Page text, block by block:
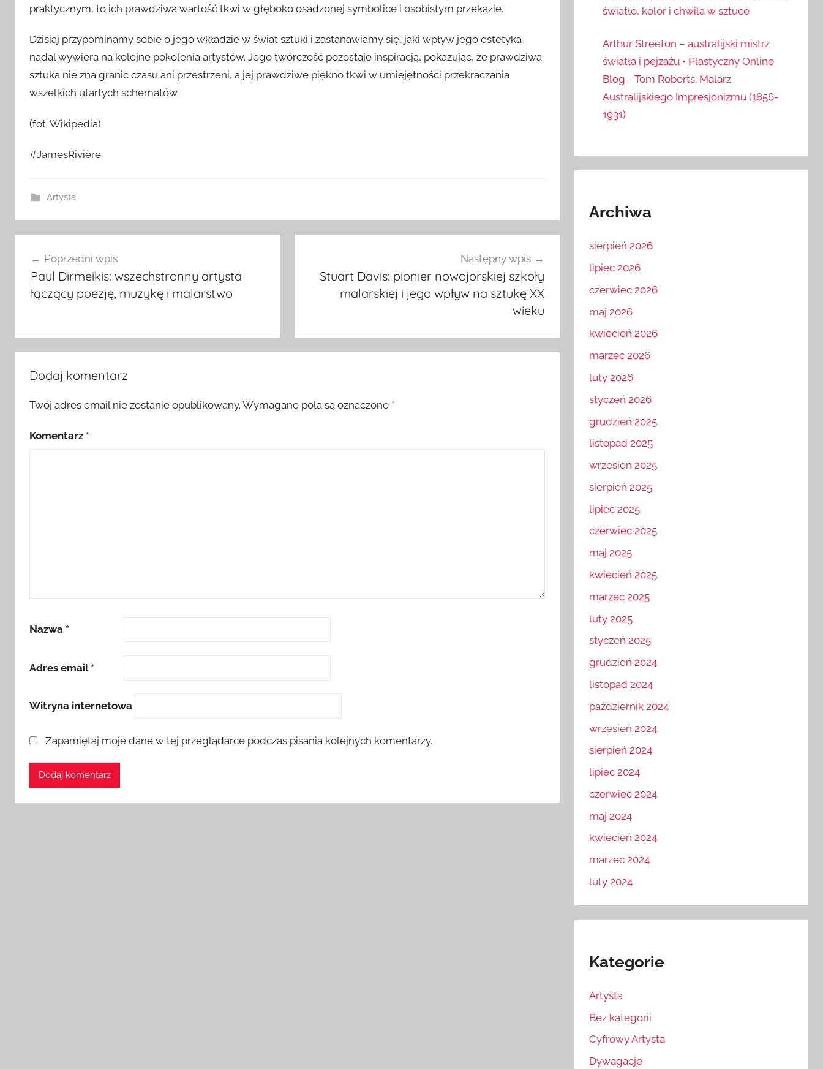
praktycznym, to ich prawdziwa wartość tkwi w głęboko osadzonej symbolice i osobistym przekazie.
Dzisiaj przypominamy sobie o jego wkładzie w świat sztuki i zastanawiamy się, jaki wpływ jego estetyka
nadal wywiera na kolejne pokolenia artystów. Jego twórczość pozostaje inspiracją, pokazując, że prawdziwa
sztuka nie zna granic czasu ani przestrzeni, a jej prawdziwe piękno tkwi w umiejętności przekraczania
wszelkich utartych schematów.
(fot. Wikipedia)
#JamesRivière
Artysta
wpisuPoprzedni wpis
Paul Dirmeikis: wszechstronny artysta
łączący poezję, muzykę i malarstwo
Następny wpis
Stuart Davis: pionier nowojorskiej szkoły
malarskiej i jego wpływ na sztukę XX
wieku
Dodaj komentarz
Twój adres email nie zostanie opublikowany. Wymagane pola są oznaczone *
Komentarz *
Nazwa *
Adres email *
Witryna internetowa
Zapamiętaj moje dane w tej przeglądarce podczas pisania kolejnych komentarzy.
światło, kolor i chwila w sztuce
Arthur Streeton – australijski mistrz
światła i pejzażu • Plastyczny Online
Blog - Tom Roberts: Malarz
Australijskiego Impresjonizmu (1856-
1931)
Archiwa
sierpień 2026
lipiec 2026
czerwiec 2026
maj 2026
kwiecień 2026
marzec 2026
luty 2026
styczeń 2026
grudzień 2025
listopad 2025
wrzesień 2025
sierpień 2025
lipiec 2025
czerwiec 2025
maj 2025
kwiecień 2025
marzec 2025
luty 2025
styczeń 2025
grudzień 2024
listopad 2024
październik 2024
wrzesień 2024
sierpień 2024
lipiec 2024
czerwiec 2024
maj 2024
kwiecień 2024
marzec 2024
luty 2024
Kategorie
Artysta
Bez kategorii
Cyfrowy Artysta
Dywagacje